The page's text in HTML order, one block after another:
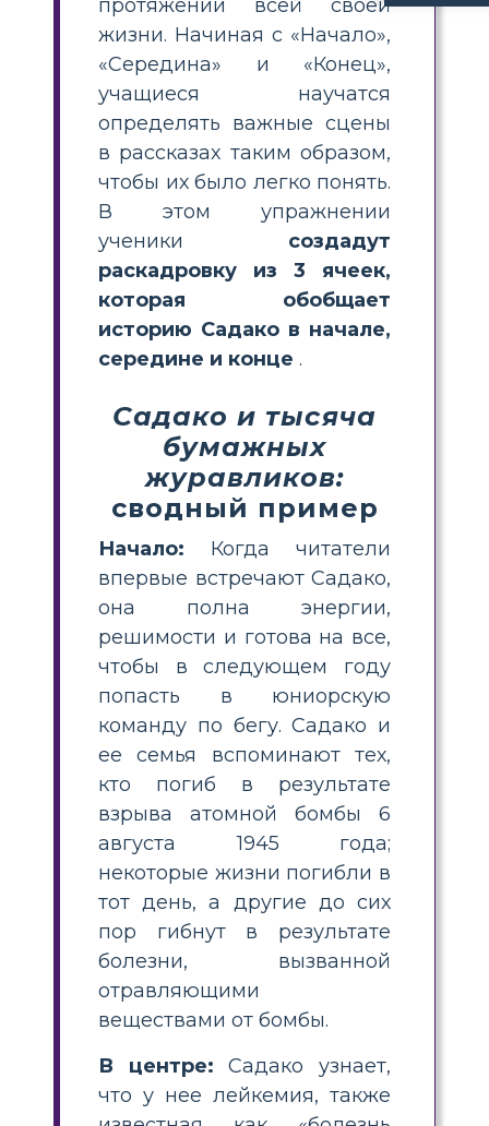
протяжении всей своей
жизни. Начиная с «Начало»,
«Середина» и «Конец»,
учащиеся научатся
определять важные сцены
в рассказах таким образом,
чтобы их было легко понять.
В этом упражнении
ученики создадут
раскадровку из 3 ячеек,
которая обобщает
историю Садако в начале,
середине и конце .
Садако и тысяча
бумажных
журавликов:
сводный пример
Начало: Когда читатели
впервые встречают Садако,
она полна энергии,
решимости и готова на все,
чтобы в следующем году
попасть в юниорскую
команду по бегу. Садако и
ее семья вспоминают тех,
кто погиб в результате
взрыва атомной бомбы 6
августа 1945 года;
некоторые жизни погибли в
тот день, а другие до сих
пор гибнут в результате
болезни, вызванной
отравляющими
веществами от бомбы.
В центре: Садако узнает,
что у нее лейкемия, также